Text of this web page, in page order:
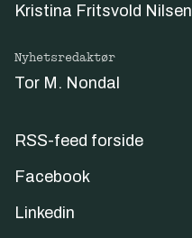
Kristina Fritsvold Nilsen
Nyhetsredaktør
Tor M. Nondal
RSS-feed forside
Facebook
Linkedin